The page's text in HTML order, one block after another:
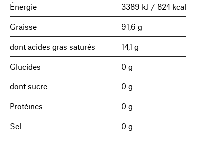
Énergie 3389 kJ / 824 kcal
Graisse 91,6 g
dont acides gras saturés 14,1 g
Glucides 0 g
dont sucre 0 g
Protéines 0 g
Sel 0 g